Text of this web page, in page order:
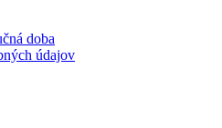
doba
údajov